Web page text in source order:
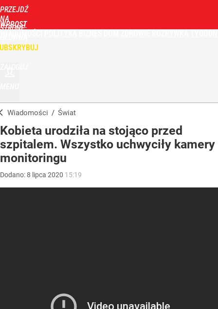
PRZEJDŹ
NA
STRONĘ
WPROST
Wiadomości / Świat
Kobieta urodziła na stojąco przed
szpitalem. Wszystko uchwyciły kamery
monitoringu
Dodano:8 lipca 2020 15:19